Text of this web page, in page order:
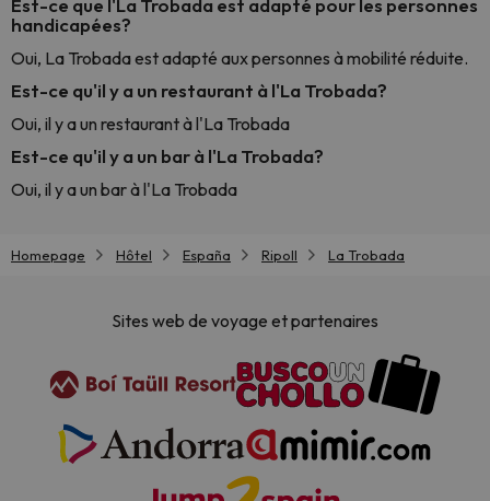
Est-ce que l'La Trobada est adapté pour les personnes
handicapées?
Oui, La Trobada est adapté aux personnes à mobilité réduite.
Est-ce qu'il y a un restaurant à l'La Trobada?
Oui, il y a un restaurant à l'La Trobada
Est-ce qu'il y a un bar à l'La Trobada?
Oui, il y a un bar à l'La Trobada
Homepage Hôtel España Ripoll La Trobada
Sites web de voyage et partenaires